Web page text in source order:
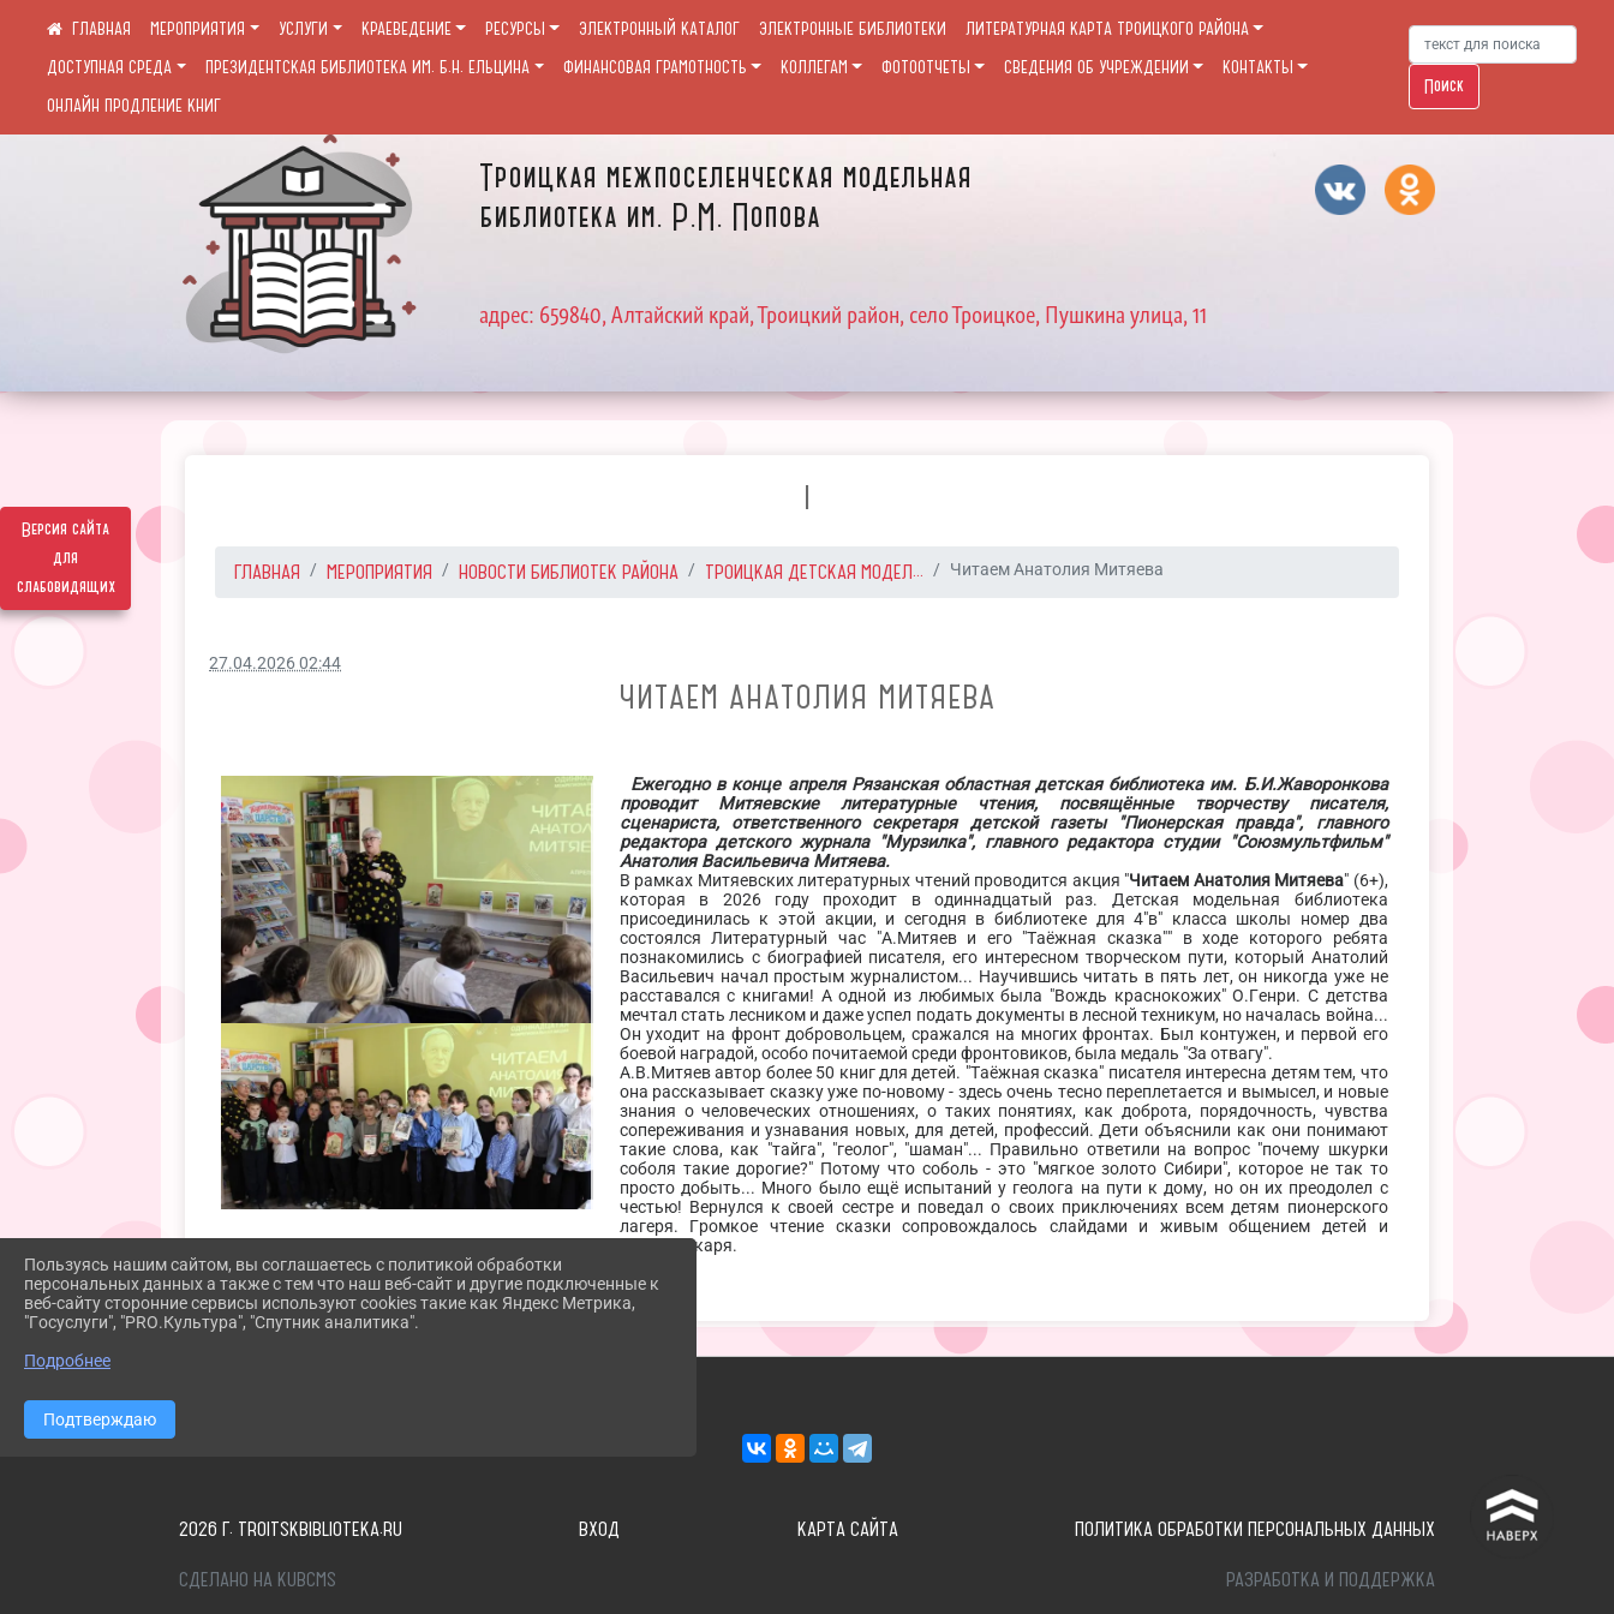
Версия сайта
для
слабовидящих
Троицкая межпоселенческая модельная
библиотека им. Р.М. Попова
адрес: 659840, Алтайский край, Троицкий район, село Троицкое, Пушкина улица, 11
МЕРОПРИЯТИЯ УСЛУГИ КРАЕВЕДЕНИЕ РЕСУРСЫ ЭЛЕКТРОННЫЙ КАТАЛОГ ЭЛЕКТРОННЫЕ БИБЛИОТЕКИ
ЛИТЕРАТУРНАЯ КАРТА ТРОИЦКОГО РАЙОНА
ДОСТУПНАЯ СРЕДА
ПРЕЗИДЕНТСКАЯ БИБЛИОТЕКА ИМ. Б.Н. ЕЛЬЦИНА ФИНАНСОВАЯ ГРАМОТНОСТЬ КОЛЛЕГАМ ФОТООТЧЕТЫ СВЕДЕНИЯ ОБ УЧРЕЖДЕНИИ
КОНТАКТЫ
ОНЛАЙН ПРОДЛЕНИЕ КНИГ
Поиск
I
ГЛАВНАЯ МЕРОПРИЯТИЯ НОВОСТИ БИБЛИОТЕК РАЙОНА ТРОИЦКАЯ ДЕТСКАЯ МОДЕЛ... Читаем Анатолия Митяева
27.04.2026 02:44
ЧИТАЕМ АНАТОЛИЯ МИТЯЕВА
Ежегодно в конце апреля Рязанская областная детская библиотека им. Б.И.Жаворонкова
проводит Митяевские литературные чтения, посвящённые творчеству писателя,
сценариста, ответственного секретаря детской газеты "Пионерская правда", главного
редактора детского журнала "Мурзилка", главного редактора студии "Союзмультфильм"
Анатолия Васильевича Митяева.
В рамках Митяевских литературных чтений проводится акция "Читаем Анатолия Митяева" (6+),
которая в 2026 году проходит в одиннадцатый раз. Детская модельная библиотека
присоединилась к этой акции, и сегодня в библиотеке для 4"в" класса школы номер два
состоялся Литературный час "А.Митяев и его "Таёжная сказка"" в ходе которого ребята
познакомились с биографией писателя, его интересном творческом пути, который Анатолий
Васильевич начал простым журналистом... Научившись читать в пять лет, он никогда уже не
расставался с книгами! А одной из любимых была "Вождь краснокожих" О.Генри. С детства
мечтал стать лесником и даже успел подать документы в лесной техникум, но началась война...
Он уходит на фронт добровольцем, сражался на многих фронтах. Был контужен, и первой его
боевой наградой, особо почитаемой среди фронтовиков, была медаль "За отвагу".
А.В.Митяев автор более 50 книг для детей. "Таёжная сказка" писателя интересна детям тем, что
она рассказывает сказку уже по-новому - здесь очень тесно переплетается и вымысел, и новые
знания о человеческих отношениях, о таких понятиях, как доброта, порядочность, чувства
сопереживания и узнавания новых, для детей, профессий. Дети объяснили как они понимают
такие слова, как "тайга", "геолог", "шаман"... Правильно ответили на вопрос "почему шкурки
соболя такие дорогие?" Потому что соболь - это "мягкое золото Сибири", которое не так то
просто добыть... Много было ещё испытаний у геолога на пути к дому, но он их преодолел с
честью! Вернулся к своей сестре и поведал о своих приключениях всем детям пионерского
лагеря. Громкое чтение сказки сопровождалось слайдами и живым общением детей и
библиотекаря.
^
2026 Г. TROITSKBIBLIOTEKA.RU ВХОД КАРТА САЙТА ПОЛИТИКА ОБРАБОТКИ ПЕРСОНАЛЬНЫХ ДАННЫХ
СДЕЛАНО НА KUBCMS РАЗРАБОТКА И ПОДДЕРЖКА
Пользуясь нашим сайтом, вы соглашаетесь с политикой обработки
персональных данных а также с тем что наш веб-сайт и другие подключенные к
веб-сайту сторонние сервисы используют cookies такие как Яндекс Метрика,
"Госуслуги", "PRO.Культура", "Спутник аналитика".
Подробнее
Подтверждаю